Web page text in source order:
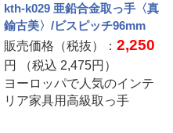
kth-k029 亜鉛合金取っ手〈真
鍮古美〉/ビスピッチ96mm
販売価格（税抜）：2,250
円 （税込 2,475円）
ヨーロッパで人気のインテ
リア家具用高級取っ手